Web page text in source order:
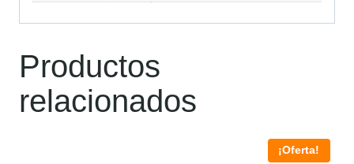
Productos
relacionados
¡Oferta!